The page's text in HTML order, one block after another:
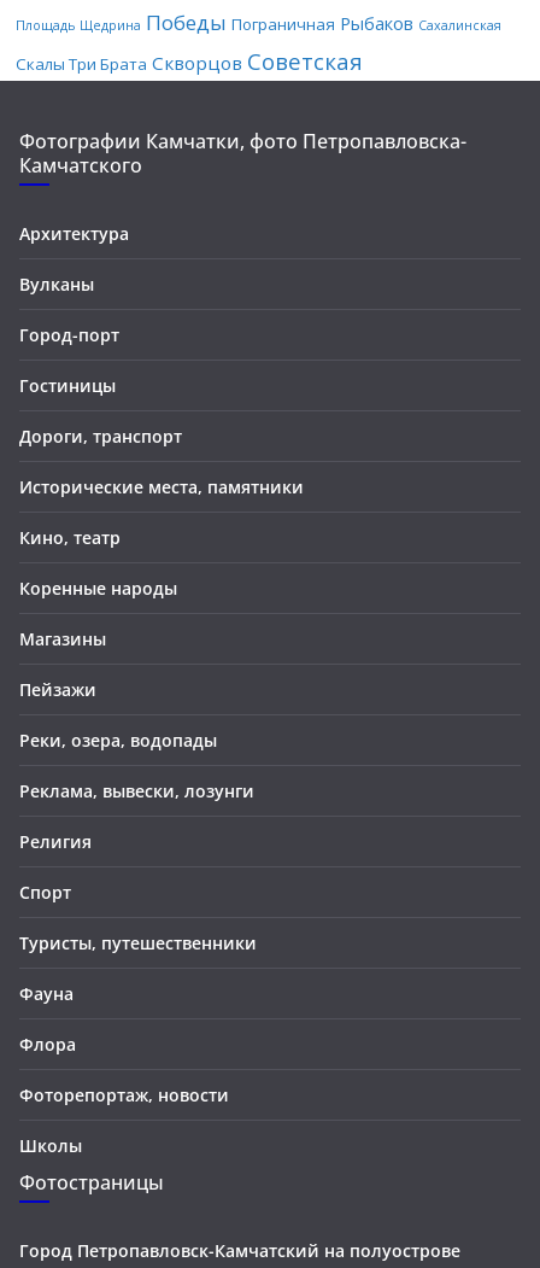
Площадь Щедрина Победы Пограничная Рыбаков Сахалинская
Скалы Три Брата Скворцов Советская
Фотографии Камчатки, фото Петропавловска-
Камчатского
Архитектура
Вулканы
Город-порт
Гостиницы
Дороги, транспорт
Исторические места, памятники
Кино, театр
Коренные народы
Магазины
Пейзажи
Реки, озера, водопады
Реклама, вывески, лозунги
Религия
Спорт
Туристы, путешественники
Фауна
Флора
Фоторепортаж, новости
Школы
Фотостраницы
Город Петропавловск-Камчатский на полуострове